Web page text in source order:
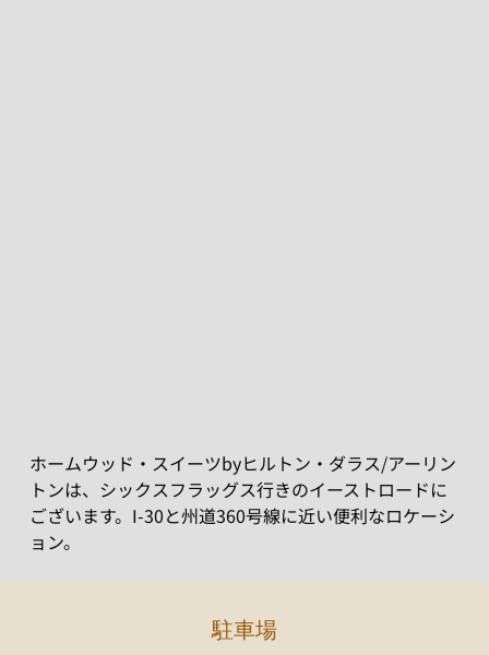
ホームウッド・スイーツbyヒルトン・ダラス/アーリン
トンは、シックスフラッグス行きのイーストロードに
ございます。I-30と州道360号線に近い便利なロケーシ
ョン。
駐車場